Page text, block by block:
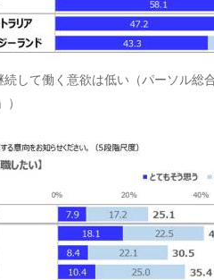
して働く意欲は低い（パーソル総